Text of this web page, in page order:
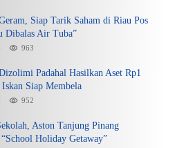
Siap Tarik Saham di Riau Pos
Dibalas Air Tuba”
963
Padahal Hasilkan Aset Rp1
Siap Membela
952
Aston Tanjung Pinang
Holiday Getaway”